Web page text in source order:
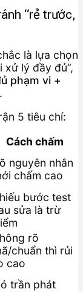
“rẻ trước,
là lựa chọn
lý đầy đủ”,
phạm vi +
.
5 tiêu chí:
Cách chấm
nguyên nhân
chấm cao
bước test
sửa là trừ
rõ
chuẩn thì rủi
cao
trần phát